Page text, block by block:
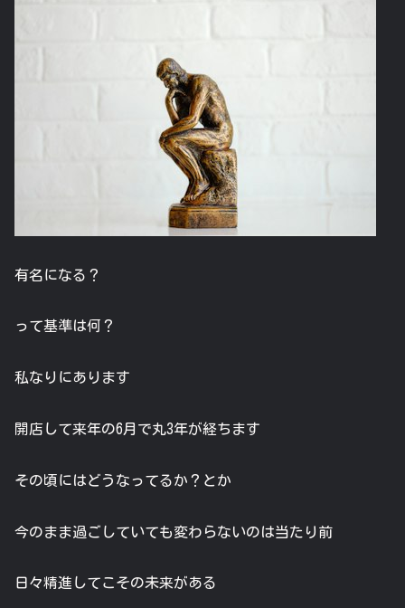
有名になる？
って基準は何？
私なりにあります
開店して来年の6月で丸3年が経ちます
その頃にはどうなってるか？とか
今のまま過ごしていても変わらないのは当たり前
日々精進してこその未来がある